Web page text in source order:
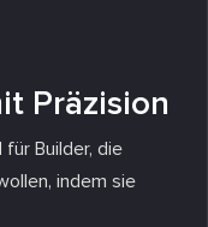
Präzision
Builder, die
indem sie